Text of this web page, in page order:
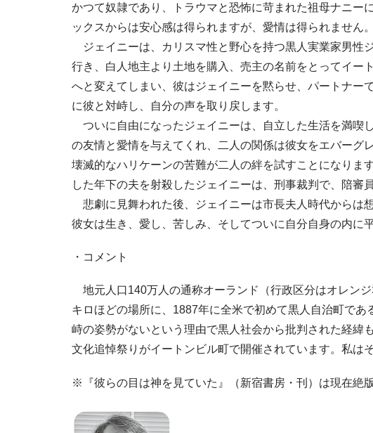
かつて奴隷であり、トラウマと恐怖に苛まれた祖母ナニー
ックスからは安心感は得られますが、愛情は得られません
ジェイニーは、カリスマ性と野心を持つ黒人実業家男性
行き、白人地主より土地を購入、売主の名前をとってイー
へと変えてしまい、彼はジェイニーを黙らせ、パートナー
に彼と対峙し、自分の声を取り戻します。
ついに自由になったジェイニーは、自立した生活を満喫
の友情と愛情を与えてくれ、二人の関係は彼女をエバーグ
壊滅的なハリケーンの苦難が二人の絆を試すことになりま
した年下の夫を射殺したジェイニーは、刑事裁判で、陪審
悲劇に見舞われた後、ジェイニーは市長夫人時代からは
彼女は生き、愛し、苦しみ、そしてついに自分自身の内に
・コメント
地元人口140万人の通称オーランド（行政区分はオレン
キロほどの場所に、1887年に全米で初めて黒人自治町で
峙の姿勢がないという理由で黒人社会から批判された経緯
文化追悼祭りがイートンビル町で開催されています。私は
※『彼らの目は神を見ていた』（新宿書房・刊）は現在絶